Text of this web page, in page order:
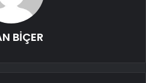
BİÇER